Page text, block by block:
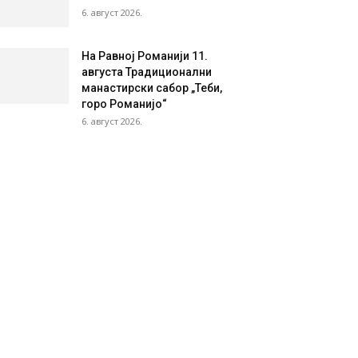
6. август 2026.
На Равној Романији 11.
августа Традиционални
манастирски сабор „Теби,
горо Романијо“
6. август 2026.